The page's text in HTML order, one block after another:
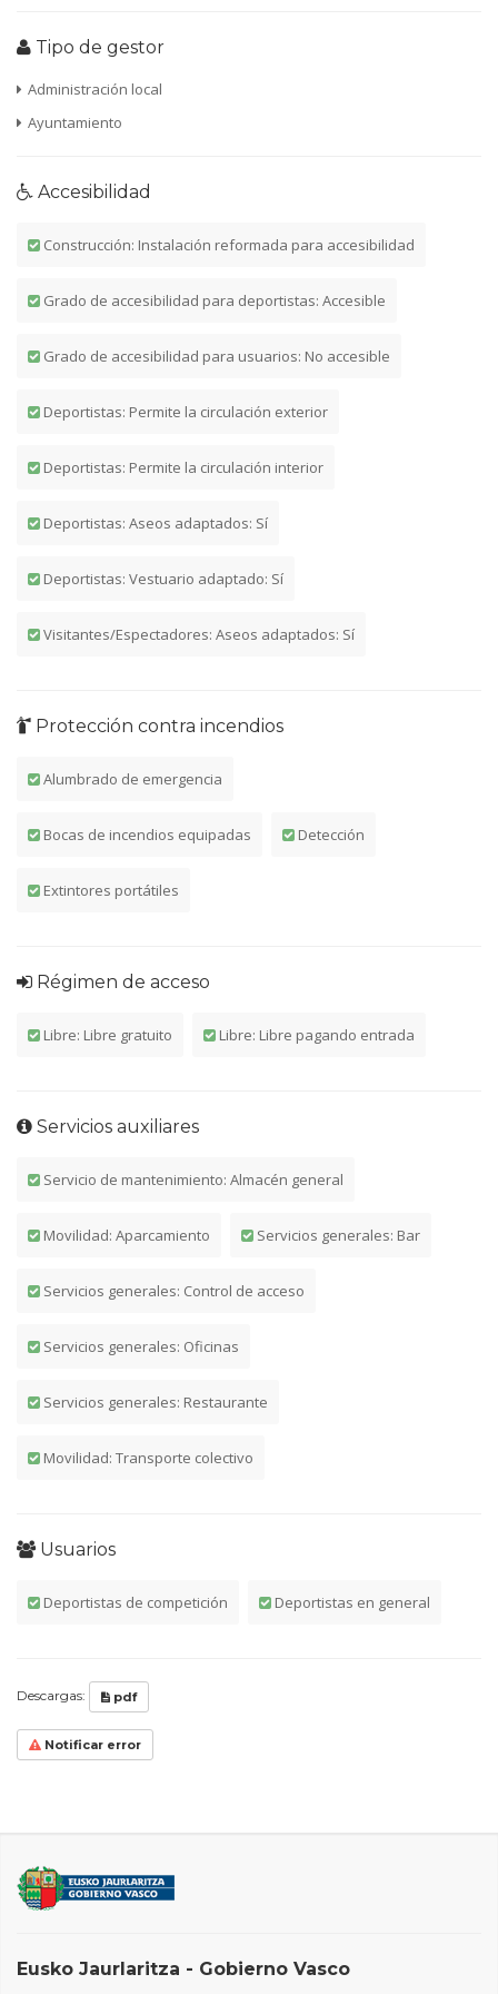
Tipo de gestor
Administración local
Ayuntamiento
Accesibilidad
Construcción: Instalación reformada para accesibilidad
Grado de accesibilidad para deportistas: Accesible
Grado de accesibilidad para usuarios: No accesible
Deportistas: Permite la circulación exterior
Deportistas: Permite la circulación interior
Deportistas: Aseos adaptados: Sí
Deportistas: Vestuario adaptado: Sí
Visitantes/Espectadores: Aseos adaptados: Sí
Protección contra incendios
Alumbrado de emergencia
Bocas de incendios equipadas Detección
Extintores portátiles
Régimen de acceso
Libre: Libre gratuito Libre: Libre pagando entrada
Servicios auxiliares
Servicio de mantenimiento: Almacén general
Movilidad: Aparcamiento Servicios generales: Bar
Servicios generales: Control de acceso
Servicios generales: Oficinas
Servicios generales: Restaurante
Movilidad: Transporte colectivo
Usuarios
Deportistas de competición Deportistas en general
Descargas: pdf
Notificar error
Eusko Jaurlaritza - Gobierno Vasco